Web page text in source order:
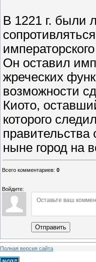
В 1221 г. были
Он оставил
жреческих
возможности
Киото,
которого
ныне город на
Всего комментариев: 0
Войдите:
Отправить
Полная версия сайта